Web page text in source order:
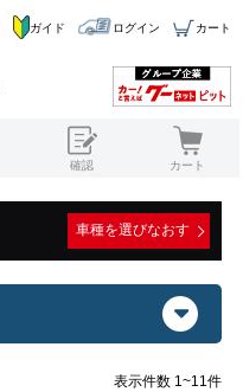
ガイド ログイン カート
確認 カート
車種を選びなおす
表示件数 1~11件